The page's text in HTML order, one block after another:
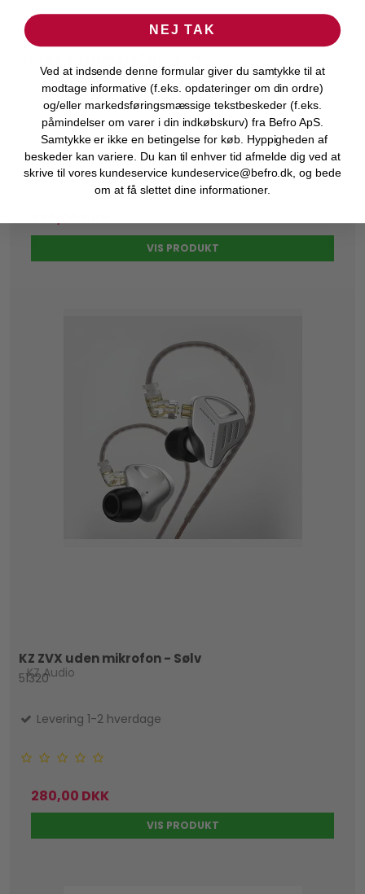
KZ Audio
51125
Levering 1-2 hverdage
400,00 DKK
280,00 DKK
VIS PRODUKT
KZ ZVX uden mikrofon - Sølv
KZ Audio
51320
Levering 1-2 hverdage
280,00 DKK
VIS PRODUKT
NEJ TAK
Ved at indsende denne formular giver du samtykke til at
modtage informative (f.eks. opdateringer om din ordre)
og/eller markedsføringsmæssige tekstbeskeder (f.eks.
påmindelser om varer i din indkøbskurv) fra Befro ApS.
Samtykke er ikke en betingelse for køb. Hyppigheden af
beskeder kan variere. Du kan til enhver tid afmelde dig ved at
skrive til vores kundeservice kundeservice@befro.dk, og bede
om at få slettet dine informationer.